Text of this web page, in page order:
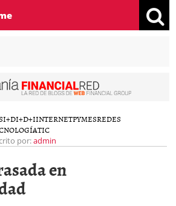
I+DI+D+IINTERNETPYMESREDES
TIC
por:admin
en